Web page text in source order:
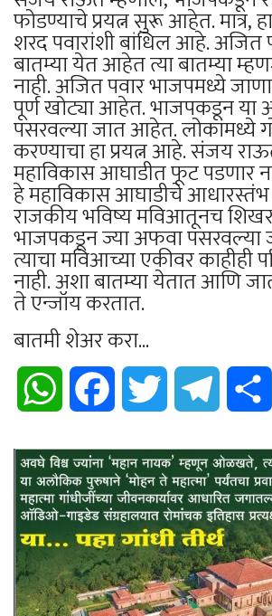
फोडण्याचे प्रयत्न सुरू आहेत. मात्र,
शरद पवारांशी बांधिल आहे. अजित
बातम्या येत आहेत त्या बातम्या
नाही. अजित पवार भाजपमध्ये
पूर्ण खोट्या आहेत. भाजपकडून या
पसरवल्या जात आहेत. लोकांमध्ये
करण्याचा हा प्रयत्न आहे. संजय
महाविकास आघाडीत फूट पडणार
हे महाविकास आघाडीचे
राजकीय भविष्य मविआतूनच
भाजपकडून ज्या अफवा
त्याचा मविआच्या एकीवर काहीही
नाही. अशा बातम्या येतात आणि
ते एन्जॉय करतात.
बातमी शेअर करा...
WhatsApp Facebook Twitter Telegram